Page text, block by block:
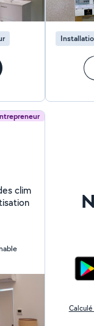
clim
Calculé